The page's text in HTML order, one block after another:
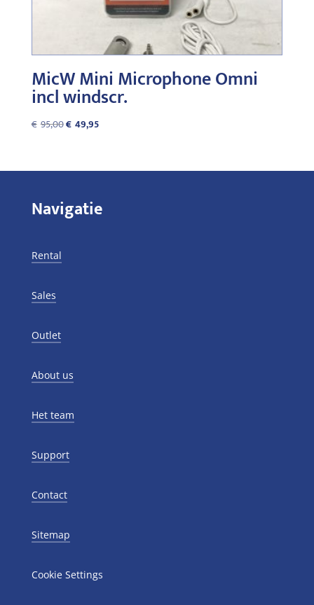
MicW Mini Microphone Omni
incl windscr.
€ 95,00Original
€95,00.
€ 49,95Current
€49,95.
Navigatie
Rental
Sales
Outlet
About us
Het team
Support
Contact
Sitemap
Cookie Settings